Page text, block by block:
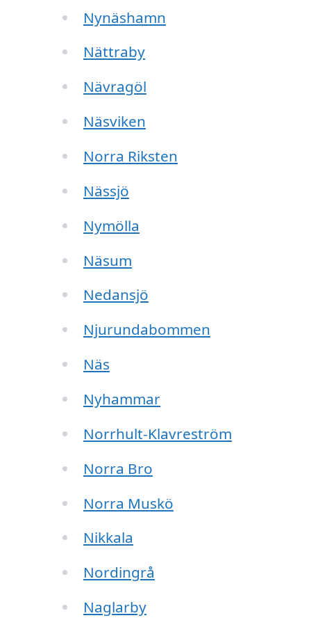
Nynäshamn
Nättraby
Nävragöl
Näsviken
Norra Riksten
Nässjö
Nymölla
Näsum
Nedansjö
Njurundabommen
Näs
Nyhammar
Norrhult-Klavreström
Norra Bro
Norra Muskö
Nikkala
Nordingrå
Naglarby